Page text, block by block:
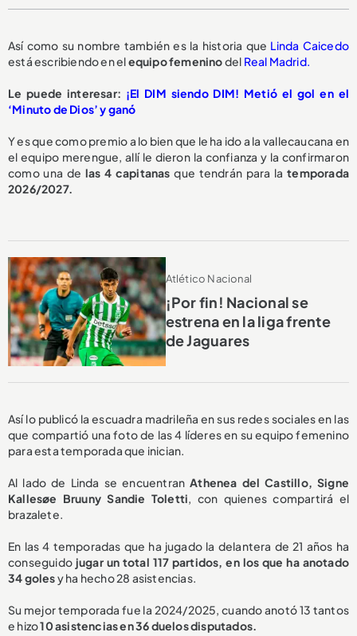
Así como su nombre también es la historia que Linda Caicedo
está escribiendo en elequipo femeninodel Real Madrid.
Le puede interesar: ¡El DIM siendo DIM! Metió el gol en el
‘Minuto de Dios’ y ganó
Y es que como premio a lo bien que le ha ido a la vallecaucana en
el equipo merengue, allí le dieron la confianza y la confirmaron
como una de las 4 capitanasque tendrán para latemporada
2026/2027.
Atlético Nacional
¡Por fin! Nacional se
estrena en la liga frente
de Jaguares
Así lo publicó la escuadra madrileña en sus redes sociales en las
que compartió una foto de las 4 líderes en su equipo femenino
para esta temporada que inician.
Al lado de Linda se encuentran Athenea del Castillo, Signe
Kallesøe Bruuny Sandie Toletti , con quienes compartirá el
brazalete.
En las 4 temporadas que ha jugado la delantera de 21 años ha
conseguido jugar un total 117 partidos, en los que ha anotado
34 golesy ha hecho 28 asistencias.
Su mejor temporada fue la 2024/2025, cuando anotó 13 tantos
e hizo10 asistencias en 36 duelos disputados.